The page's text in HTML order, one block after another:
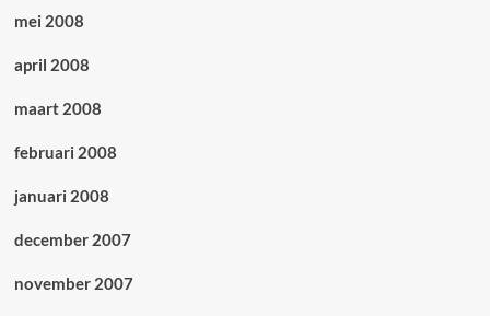
mei 2008
april 2008
maart 2008
februari 2008
januari 2008
december 2007
november 2007